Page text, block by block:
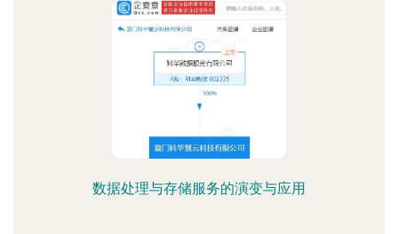
数据处理与存储服务的演变与应用